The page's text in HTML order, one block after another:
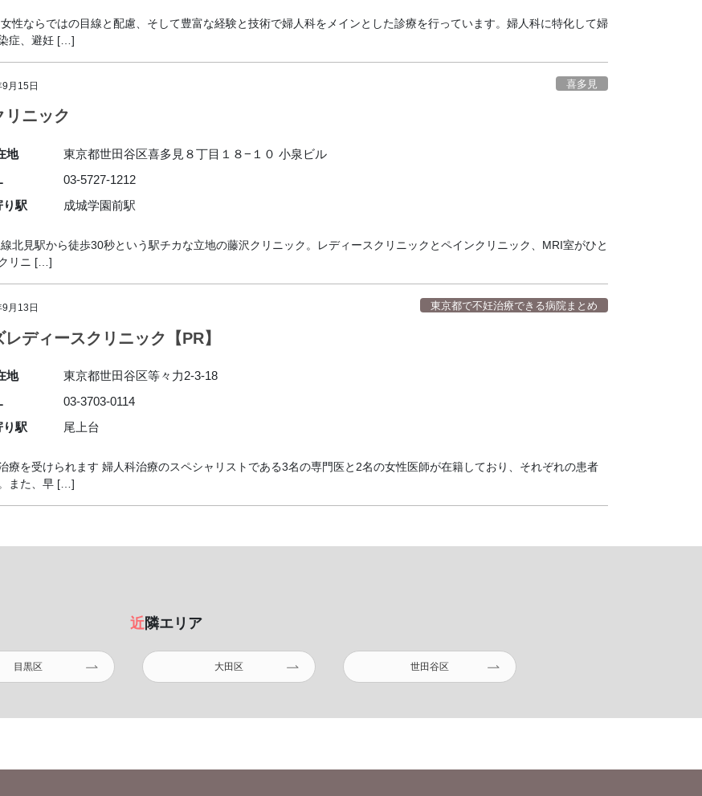
性ならではの目線と配慮、そして豊富な経験と技術で婦人科をメインとした診療を行っています。婦人科に特化して婦
症、避妊 […]
月15日 喜多見
リニック
地
東京都世田谷区喜多見８丁目１８−１０ 小泉ビル
03-5727-1212
り駅
成城学園前駅
北見駅から徒歩30秒という駅チカな立地の藤沢クリニック。レディースクリニックとペインクリニック、MRI室がひと
リニ […]
月13日 東京都で不妊治療できる病院まとめ
レディースクリニック【PR】
地
東京都世田谷区等々力2-3-18
03-3703-0114
り駅
尾上台
を受けられます 婦人科治療のスペシャリストである3名の専門医と2名の女性医師が在籍しており、それぞれの患者
また、早 […]
近隣エリア
目黒区 大田区 世田谷区